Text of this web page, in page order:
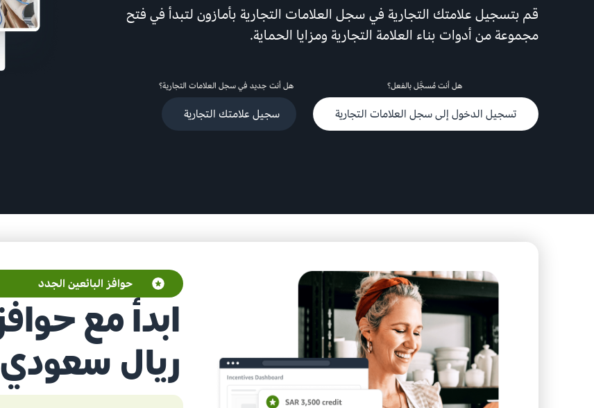
قم بتسجيل علامتك التجارية في سجل العلامات التجارية بأمازون لتبدأ في فتح
مجموعة من أدوات بناء العلامة التجارية ومزايا الحماية.
هل أنت مُسجَّل بالفعل؟
تسجيل الدخول إلى سجل العلامات التجارية
هل أنت جديد في سجل العلامات التجارية؟
سجيل علامتك التجارية
حوافز البائعين الجدد
ريال سعودي